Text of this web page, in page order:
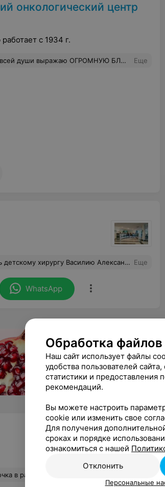
онкологический центр
с 1934 г.
онкологу-хирургу отделения ОХО № 1 Айману Важиховичу за профессиональный подход к своей работе, за чуткое и внимательное отношение к своим пациентам. Спасибо Вам за Ваши Золотые Руки и доброжилательность!!! Успехов Вам в Вашем нелегком труде! Берегите себя! Так же хотелось бы поблагодарить врача ультразвуковой диагностики Ирину Евгеньевну за высокий профессионализм и отличное знание своего дела! Еще
Врач провел тщательный осмотр, ответил на все наши вопросы и объяснил все детали предстоящего лечения. Спасибо вам за вашу работу! Еще
WhatsApp
помочь. Спасибо всем за добросовестную работу от руководства до клининговых служб! Хорошо, что в нашем городе есть медицинское учреждение такого высокого уровня обслуживания. Всем здоровья и удачи!
Обработка
Наш сайт использует файлы
удобства пользователей
статистики и предоставления
рекомендаций.
Вы можете настроить
cookie или изменить свое
Для получения
сроках и порядке
ознакомиться с нашей
Отклонить
Персональные